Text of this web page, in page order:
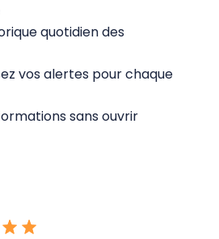
quotidien des
vos alertes pour chaque
sans ouvrir